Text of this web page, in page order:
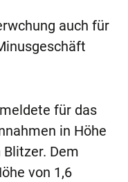
auch für
für das
in Höhe
Dem
von 1,6